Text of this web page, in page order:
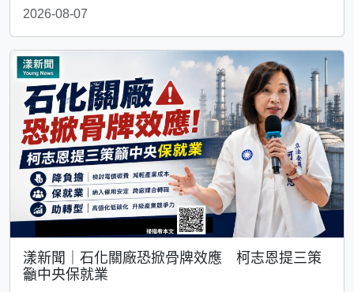
2026-08-07
漾新聞｜石化關廠恐掀骨牌效應 柯志恩提三策
籲中央保就業